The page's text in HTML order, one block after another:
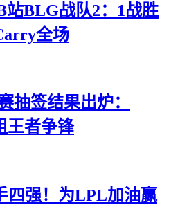
BLG战队2：1战胜
全场
抽签结果出炉：
王者争锋
四强！为LPL加油赢